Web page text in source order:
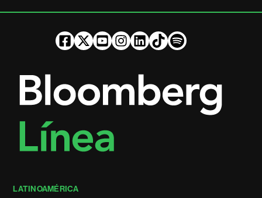
LATINOAMÉRICA